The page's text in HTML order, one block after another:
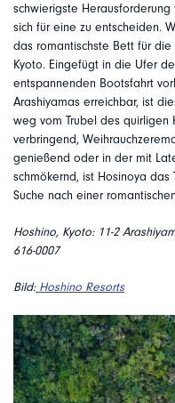
schwierigste
sich für eine zu entscheiden.
das romantischste Bett für
Kyoto. Eingefügt in die Ufer
entspannenden Bootsfahrt
Arashiyamas erreichbar, ist
weg vom Trubel des quirligen
verbringend,
genießend oder in der mit
schmökernd, ist Hosinoya das
Suche nach einer
Hoshino, Kyoto: 11-2
616-0007
Bild:Hoshino Resorts